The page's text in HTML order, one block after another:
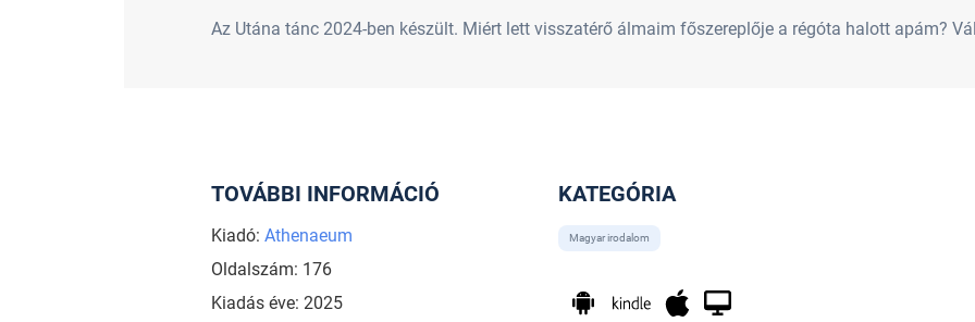
Az Utána tánc 2024-ben készült. Miért lett visszatérő álmaim főszereplője a régóta halott apám?
TOVÁBBI INFORMÁCIÓ
Kiadó: Athenaeum
Oldalszám: 176
Kiadás éve: 2025
KATEGÓRIA
Magyar irodalom